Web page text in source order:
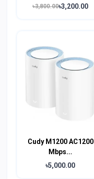
৳3,800.00৳3,200.00
Cudy M1200 AC1200
Mbps...
৳5,000.00